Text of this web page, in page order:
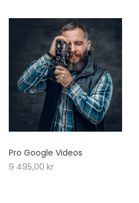
Pro Google Videos
9 495,00 kr